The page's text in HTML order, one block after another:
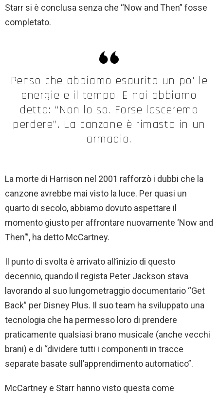
Starr si è conclusa senza che “Now and Then” fosse
completato.
Penso che abbiamo esaurito un po' le
energie e il tempo. E noi abbiamo
detto: “Non lo so. Forse lasceremo
perdere”. La canzone è rimasta in un
armadio.
La morte di Harrison nel 2001 rafforzò i dubbi che la
canzone avrebbe mai visto la luce. Per quasi un
quarto di secolo, abbiamo dovuto aspettare il
momento giusto per affrontare nuovamente ‘Now and
Then'”, ha detto McCartney.
Il punto di svolta è arrivato all’inizio di questo
decennio, quando il regista Peter Jackson stava
lavorando al suo lungometraggio documentario “Get
Back” per Disney Plus. Il suo team ha sviluppato una
tecnologia che ha permesso loro di prendere
praticamente qualsiasi brano musicale (anche vecchi
brani) e di “dividere tutti i componenti in tracce
separate basate sull’apprendimento automatico”.
McCartney e Starr hanno visto questa come